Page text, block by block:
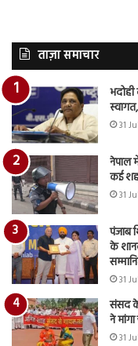
ताज़ा समाचार
भदोही
31
नेपाल
कई
31
पंजाब
के
31
संसद के
ने
31